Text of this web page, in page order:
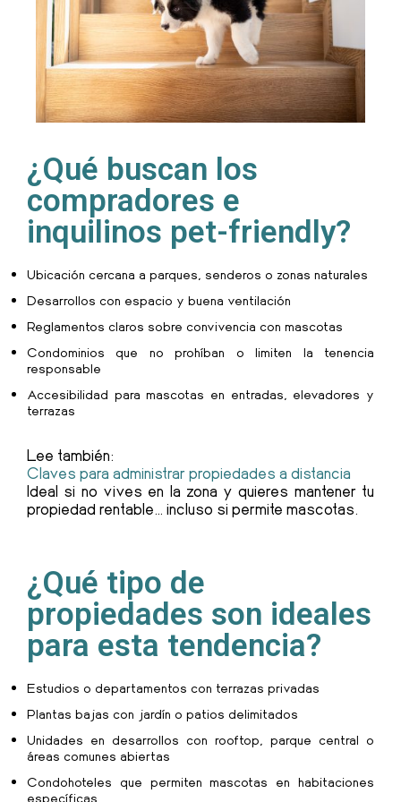
¿Qué buscan los
compradores e
inquilinos pet-friendly?
Ubicación cercana a parques, senderos o zonas naturales
Desarrollos con espacio y buena ventilación
Reglamentos claros sobre convivencia con mascotas
Condominios que no prohíban o limiten la tenencia
responsable
Accesibilidad para mascotas en entradas, elevadores y
terrazas
Lee también:
Claves para administrar propiedades a distancia
Ideal si no vives en la zona y quieres mantener tu
propiedad rentable… incluso si permite mascotas.
¿Qué tipo de
propiedades son ideales
para esta tendencia?
Estudios o departamentos con terrazas privadas
Plantas bajas con jardín o patios delimitados
Unidades en desarrollos con rooftop, parque central o
áreas comunes abiertas
Condohoteles que permiten mascotas en habitaciones
específicas